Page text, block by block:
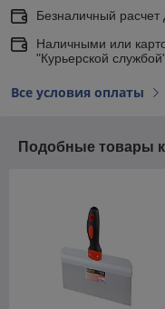
Безналичный
Наличными или
"Курьерской
Все условия оплаты
Подобные товары